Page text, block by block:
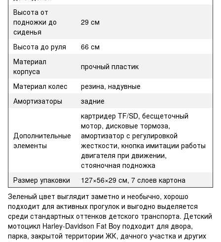
Высота от
подножки до
сиденья
29 см
Высота до руля
66 см
Материал
корпуса
прочный пластик
Материал колес
резина, надувные
Амортизаторы
задние
Дополнительные
элементы
картридер TF/SD, бесщеточный
мотор, дисковые тормоза,
амортизатор с регулировкой
жесткости, кнопка имитации работы
двигателя при движении,
стояночная подножка
Размер упаковки
127×56×29 см, 7 слоев картона
Зеленый цвет выглядит заметно и необычно, хорошо
подходит для активных прогулок и выгодно выделяется
среди стандартных оттенков детского транспорта. Детский
мотоцикл Harley-Davidson Fat Boy подходит для двора,
парка, закрытой территории ЖК, дачного участка и других